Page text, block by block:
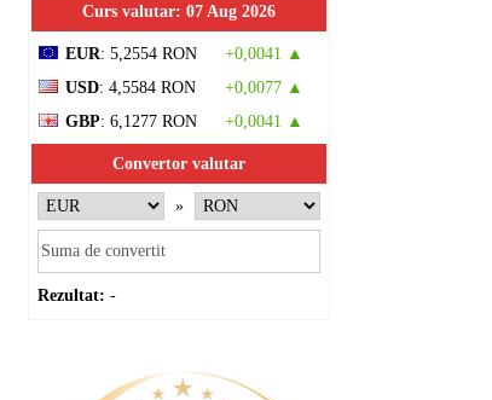
Curs valutar: 07 Aug 2026
EUR: 5,2554 RON
+0,0041 ▲
USD: 4,5584 RON
+0,0077 ▲
GBP: 6,1277 RON +0,0041 ▲
Convertor valutar
»
Rezultat: -